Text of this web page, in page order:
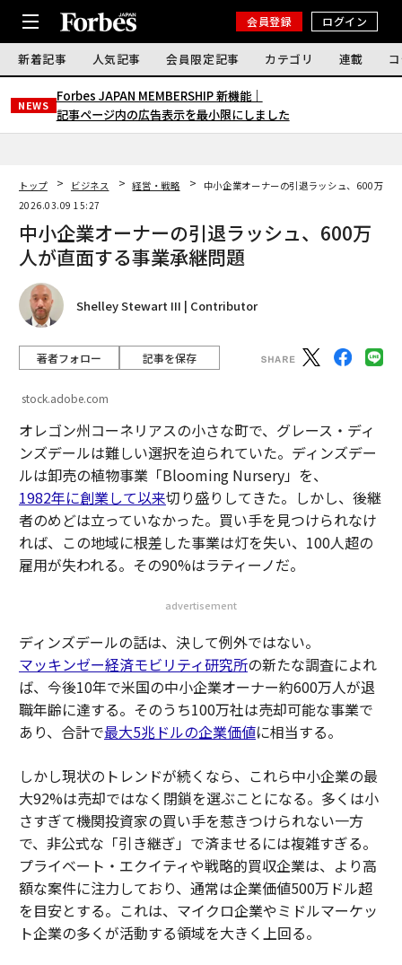
会員登録 ログイン
新着記事 人気記事 会員限定記事 カテゴリ 連載
NEWS
Forbes JAPAN MEMBERSHIP 新機能｜
記事ページ内の広告表示を最小限にしました
トップ ビジネス 経営・戦略
中小企業オーナーの引退ラッシュ、600万人
2026.03.09 15:27
中小企業オーナーの引退ラッシュ、600万
人が直面する事業承継問題
Shelley Stewart III | Contributor
著者フォロー 記事を保存
stock.adobe.com
オレゴン州コーネリアスの小さな町で、グレース・ディ
ンズデールは難しい選択を迫られていた。ディンズデー
ルは卸売の植物事業「Blooming Nursery」を、
1982年に創業して以来切り盛りしてきた。しかし、後継
者のめどは立っていなかった。買い手を見つけられなけ
れば、この地域に根差した事業は灯を失い、100人超の
雇用が失われる。その90%はラティーノだ。
advertisement
ディンズデールの話は、決して例外ではない。
マッキンゼー経済モビリティ研究所の新たな調査によれ
ば、今後10年で米国の中小企業オーナー約600万人が退
職年齢に達する。そのうち100万社は売却可能な事業で
あり、合計で最大5兆ドルの企業価値に相当する。
しかし現状のトレンドが続くなら、これら中小企業の最
大92%は売却ではなく閉鎖を選ぶことになる。多くは小
さすぎて機関投資家の買い手を惹きつけられない一方
で、非公式な「引き継ぎ」で済ませるには複雑すぎる。
プライベート・エクイティや戦略的買収企業は、より高
額な案件に注力しており、通常は企業価値500万ドル超
を目安とする。これは、マイクロ企業やミドルマーケッ
ト企業の多くが活動する領域を大きく上回る。